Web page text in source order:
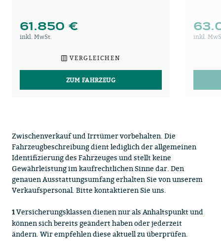
61.850 €
inkl. MwSt.
VERGLEICHEN
ZUM FAHRZEUG
inkl.
Zwischenverkauf und Irrtümer vorbehalten. Die
Fahrzeugbeschreibung dient lediglich der allgemeinen
Identifizierung des Fahrzeuges und stellt keine
Gewährleistung im kaufrechtlichen Sinne dar. Den
genauen Ausstattungsumfang erhalten Sie von unserem
Verkaufspersonal. Bitte kontaktieren Sie uns.
1Versicherungsklassen dienen nur als Anhaltspunkt und
können sich bereits geändert haben oder jederzeit
ändern. Wir empfehlen diese aktuell zu überprüfen.